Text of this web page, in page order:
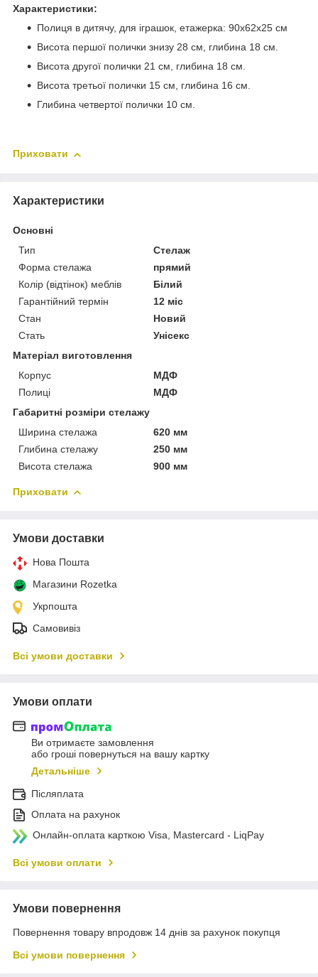
Характеристики:
Полиця в дитячу, для іграшок, етажерка: 90х62х25 см
Висота першої полички знизу 28 см, глибина 18 см.
Висота другої полички 21 см, глибина 18 см.
Висота третьої полички 15 см, глибина 16 см.
Глибина четвертої полички 10 см.
Приховати
Характеристики
Основні
Тип
Стелаж
Форма стелажа
прямий
Колір (відтінок) меблів
Білий
Гарантійний термін
12 міс
Стан
Новий
Стать
Унісекс
Матеріал виготовлення
Корпус
МДФ
Полиці
МДФ
Габаритні розміри стелажу
Ширина стелажа
620 мм
Глибина стелажу
250 мм
Висота стелажа
900 мм
Приховати
Умови доставки
Нова Пошта
Магазини Rozetka
Укрпошта
Самовивіз
Всі умови доставки
Умови оплати
Ви отримаєте замовлення
або гроші повернуться на вашу картку
Детальніше
Післяплата
Оплата на рахунок
Онлайн-оплата карткою Visa, Mastercard - LiqPay
Всі умови оплати
Умови повернення
Повернення товару впродовж 14 днів за рахунок покупця
Всі умови повернення